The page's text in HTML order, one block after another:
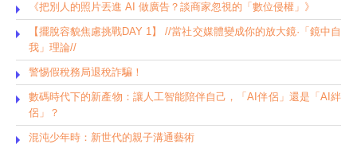
《把別人的照片丟進 AI 做廣告？談商家忽視的「數位侵權」》
【擺脫容貌焦慮挑戰DAY 1】 //當社交媒體變成你的放大鏡·「鏡中自
我」理論//
警惕假稅務局退稅詐騙！
數碼時代下的新產物：讓人工智能陪伴自己，「AI伴侶」還是「AI絆
侶」？
混沌少年時：新世代的親子溝通藝術